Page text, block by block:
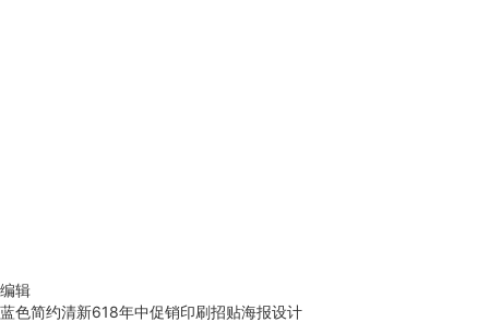
编辑
蓝色简约清新618年中促销印刷招贴海报设计